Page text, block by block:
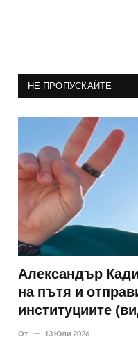
НЕ ПРОПУСКАЙТЕ
Александър
на пътя и
институциите
От 13 Юли 2026